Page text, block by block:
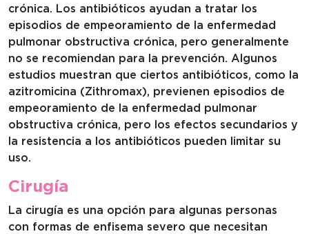
crónica. Los antibióticos ayudan a tratar los
episodios de empeoramiento de la enfermedad
pulmonar obstructiva crónica, pero generalmente
no se recomiendan para la prevención. Algunos
estudios muestran que ciertos antibióticos, como la
azitromicina (Zithromax), previenen episodios de
empeoramiento de la enfermedad pulmonar
obstructiva crónica, pero los efectos secundarios y
la resistencia a los antibióticos pueden limitar su
uso.
Cirugía
La cirugía es una opción para algunas personas
con formas de enfisema severo que necesitan